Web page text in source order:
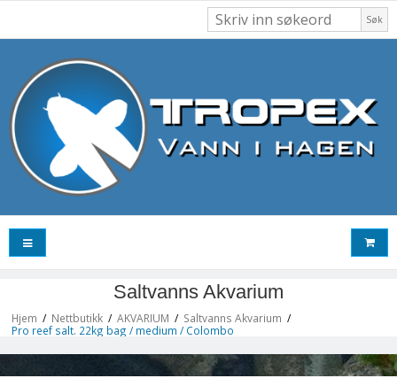
Søk
Saltvanns Akvarium
Hjem / Nettbutikk / AKVARIUM / Saltvanns Akvarium /
Pro reef salt. 22kg bag / medium / Colombo